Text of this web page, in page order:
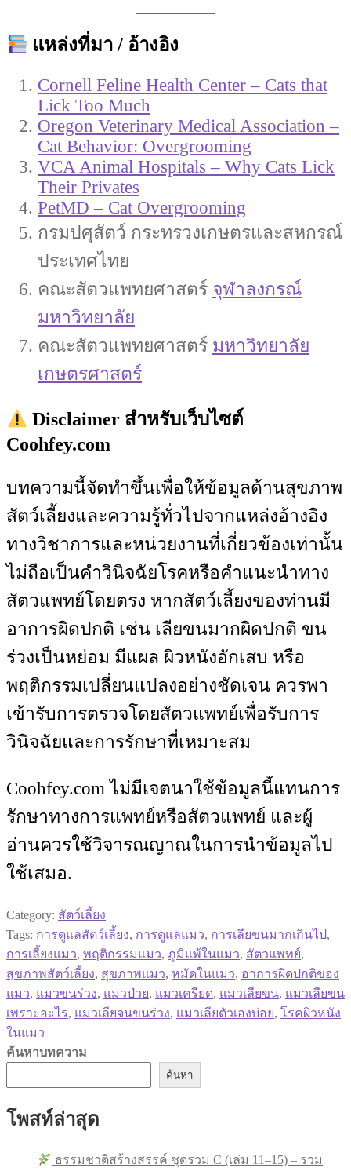
แหล่งที่มา / อ้างอิง
Cornell Feline Health Center – Cats that
Lick Too Much
Oregon Veterinary Medical Association –
Cat Behavior: Overgrooming
VCA Animal Hospitals – Why Cats Lick
Their Privates
PetMD – Cat Overgrooming
กรมปศุสัตว์ กระทรวงเกษตรและสหกรณ์
ประเทศไทย
คณะสัตวแพทยศาสตร์ จุฬาลงกรณ์
มหาวิทยาลัย
คณะสัตวแพทยศาสตร์ มหาวิทยาลัย
เกษตรศาสตร์
Disclaimer สำหรับเว็บไซต์
Coohfey.com
บทความนี้จัดทำขึ้นเพื่อให้ข้อมูลด้านสุขภาพ
สัตว์เลี้ยงและความรู้ทั่วไปจากแหล่งอ้างอิง
ทางวิชาการและหน่วยงานที่เกี่ยวข้องเท่านั้น
ไม่ถือเป็นคำวินิจฉัยโรคหรือคำแนะนำทาง
สัตวแพทย์โดยตรง หากสัตว์เลี้ยงของท่านมี
อาการผิดปกติ เช่น เลียขนมากผิดปกติ ขน
ร่วงเป็นหย่อม มีแผล ผิวหนังอักเสบ หรือ
พฤติกรรมเปลี่ยนแปลงอย่างชัดเจน ควรพา
เข้ารับการตรวจโดยสัตวแพทย์เพื่อรับการ
วินิจฉัยและการรักษาที่เหมาะสม
Coohfey.com ไม่มีเจตนาใช้ข้อมูลนี้แทนการ
รักษาทางการแพทย์หรือสัตวแพทย์ และผู้
อ่านควรใช้วิจารณญาณในการนำข้อมูลไป
ใช้เสมอ.
Category: สัตว์เลี้ยง
Tags: การดูแลสัตว์เลี้ยง, การดูแลแมว, การเลียขนมากเกินไป,
การเลี้ยงแมว, พฤติกรรมแมว, ภูมิแพ้ในแมว, สัตวแพทย์,
สุขภาพสัตว์เลี้ยง, สุขภาพแมว, หมัดในแมว, อาการผิดปกติของ
แมว, แมวขนร่วง, แมวป่วย, แมวเครียด, แมวเลียขน, แมวเลียขน
เพราะอะไร, แมวเลียจนขนร่วง, แมวเลียตัวเองบ่อย, โรคผิวหนัง
ในแมว
ค้นหาบทความ
ค้นหา
โพสท์ล่าสุด
ธรรมชาติสร้างสรรค์ ชุดรวม C (เล่ม 11–15) – รวม